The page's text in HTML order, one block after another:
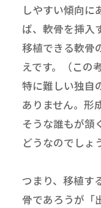
しやすい傾向に
ば、軟骨を挿入
移植できる軟骨
えです。（この
特に難しい独自
ありません。形
そうな誰もが頷
どうなのでしょ
つまり、移植す
骨であろうが「